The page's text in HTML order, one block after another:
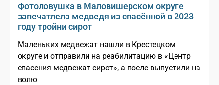
Фотоловушка в Маловишерском округе
запечатлела медведя из спасённой в 2023
году тройни сирот
Маленьких медвежат нашли в Крестецком
округе и отправили на реабилитацию в «Центр
спасения медвежат сирот», а после выпустили на
волю